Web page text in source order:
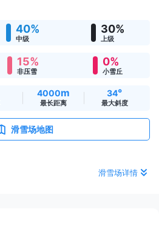
40%
中级
30%
上级
15%
非压雪
0%
小雪丘
4000m
最长距离
34°
最大斜度
滑雪场地图
滑雪场详情